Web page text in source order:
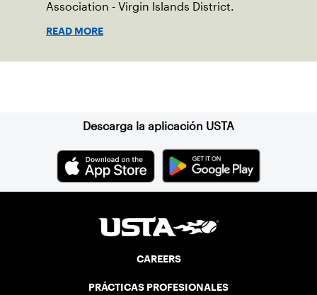
Association - Virgin Islands District.
READ MORE
Descarga la aplicación USTA
CAREERS
PRÁCTICAS PROFESIONALES